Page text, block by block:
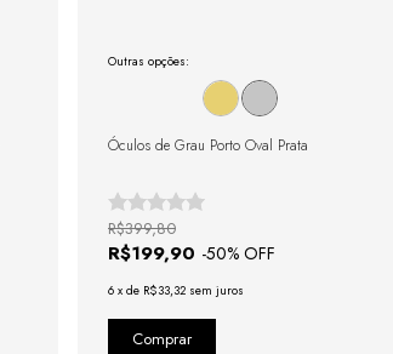
Outras opções:
Óculos de Grau Porto Oval Prata
R$199,90 -50% OFF
R$399,80
6 x de R$33,32 sem juros